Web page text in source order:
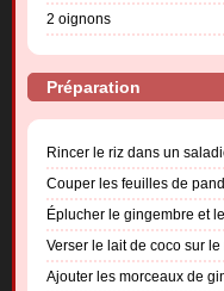
2 oignons
Préparation
Rincer le riz dans un
Couper les feuilles de
Éplucher le gingembre et
Verser le lait de coco sur le
Ajouter les morceaux de